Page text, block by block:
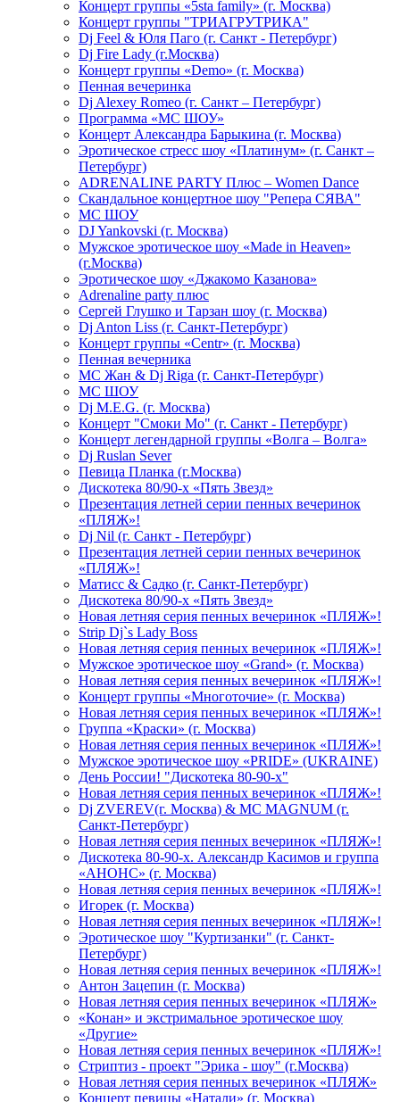
Концерт группы «5sta family» (г. Москва)
Концерт группы "ТРИАГРУТРИКА"
Dj Feel & Юля Паго (г. Санкт - Петербург)
Dj Fire Lady (г.Москва)
Концерт группы «Demo» (г. Москва)
Пенная вечеринка
Dj Alexey Romeo (г. Санкт – Петербург)
Программа «МС ШОУ»
Концерт Александра Барыкина (г. Москва)
Эротическое стресс шоу «Платинум» (г. Санкт –
Петербург)
ADRENALINE PARTY Плюс – Women Dance
Скандальное концертное шоу "Репера СЯВА"
МС ШОУ
DJ Yankovski (г. Москва)
Мужское эротическое шоу «Made in Heaven»
(г.Москва)
Эротическое шоу «Джакомо Казанова»
Adrenaline party плюс
Сергей Глушко и Тарзан шоу (г. Москва)
Dj Anton Liss (г. Санкт-Петербург)
Концерт группы «Centr» (г. Москва)
Пенная вечерника
МС Жан & Dj Riga (г. Санкт-Петербург)
МС ШОУ
Dj M.E.G. (г. Москва)
Концерт "Смоки Мо" (г. Санкт - Петербург)
Концерт легендарной группы «Волга – Волга»
Dj Ruslan Sever
Певица Планка (г.Москва)
Дискотека 80/90-х «Пять Звезд»
Презентация летней серии пенных вечеринок
«ПЛЯЖ»!
Dj Nil (г. Санкт - Петербург)
Презентация летней серии пенных вечеринок
«ПЛЯЖ»!
Матисс & Садко (г. Санкт-Петербург)
Дискотека 80/90-х «Пять Звезд»
Новая летняя серия пенных вечеринок «ПЛЯЖ»!
Strip Dj`s Lady Boss
Новая летняя серия пенных вечеринок «ПЛЯЖ»!
Мужское эротическое шоу «Grand» (г. Москва)
Новая летняя серия пенных вечеринок «ПЛЯЖ»!
Концерт группы «Многоточие» (г. Москва)
Новая летняя серия пенных вечеринок «ПЛЯЖ»!
Группа «Краски» (г. Москва)
Новая летняя серия пенных вечеринок «ПЛЯЖ»!
Мужское эротическое шоу «PRIDE» (UKRAINE)
День России! "Дискотека 80-90-х"
Новая летняя серия пенных вечеринок «ПЛЯЖ»!
Dj ZVEREV(г. Москва) & MC MAGNUM (г.
Санкт-Петербург)
Новая летняя серия пенных вечеринок «ПЛЯЖ»!
Дискотека 80-90-х. Александр Касимов и группа
«АНОНС» (г. Москва)
Новая летняя серия пенных вечеринок «ПЛЯЖ»!
Игорек (г. Москва)
Новая летняя серия пенных вечеринок «ПЛЯЖ»!
Эротическое шоу "Куртизанки" (г. Санкт-
Петербург)
Новая летняя серия пенных вечеринок «ПЛЯЖ»!
Антон Зацепин (г. Москва)
Новая летняя серия пенных вечеринок «ПЛЯЖ»
«Конан» и экстримальное эротическое шоу
«Другие»
Новая летняя серия пенных вечеринок «ПЛЯЖ»!
Стриптиз - проект "Эрика - шоу" (г.Москва)
Новая летняя серия пенных вечеринок «ПЛЯЖ»
Концерт певицы «Натали» (г. Москва)